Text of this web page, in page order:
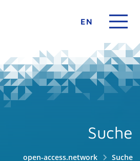
EN
Suche
open-access.network Suche